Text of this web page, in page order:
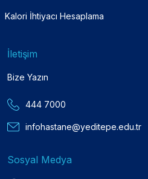
Kalori İhtiyacı Hesaplama
İletişim
Bize Yazın
444 7000
infohastane@yeditepe.edu.tr
Sosyal Medya